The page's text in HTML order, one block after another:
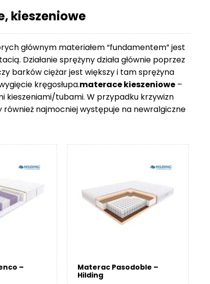
kieszeniowe
głównym materiałem “fundamentem” jest
Działanie sprężyny działa głównie poprzez
barków ciężar jest większy i tam sprężyna
kręgosłupa.materace kieszeniowe–
kieszeniami/tubami. W przypadku krzywizn
najmocniej występuje na newralgiczne
–
Materac Pasodoble –
Hilding